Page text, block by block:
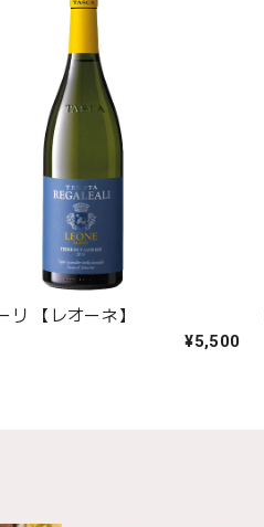
リ 【レオーネ】
¥5,500